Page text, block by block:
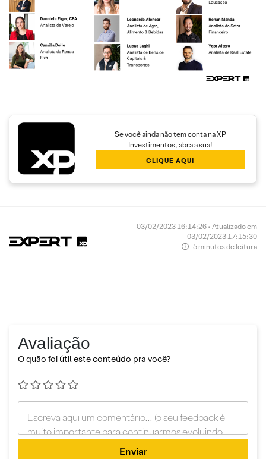
Se você ainda não tem conta na XP
Investimentos, abra a sua!
CLIQUE AQUI
03/02/2023 16:14:26 • Atualizado em
03/02/2023 17:15:30
5 minutos de leitura
Avaliação
O quão foi útil este conteúdo pra você?
Enviar